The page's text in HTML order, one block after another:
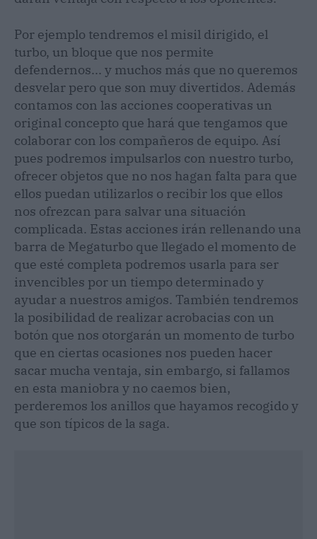
Por ejemplo tendremos el misil dirigido, el
turbo, un bloque que nos permite
defendernos... y muchos más que no queremos
desvelar pero que son muy divertidos. Además
contamos con las acciones cooperativas un
original concepto que hará que tengamos que
colaborar con los compañeros de equipo. Así
pues podremos impulsarlos con nuestro turbo,
ofrecer objetos que no nos hagan falta para que
ellos puedan utilizarlos o recibir los que ellos
nos ofrezcan para salvar una situación
complicada. Estas acciones irán rellenando una
barra de Megaturbo que llegado el momento de
que esté completa podremos usarla para ser
invencibles por un tiempo determinado y
ayudar a nuestros amigos. También tendremos
la posibilidad de realizar acrobacias con un
botón que nos otorgarán un momento de turbo
que en ciertas ocasiones nos pueden hacer
sacar mucha ventaja, sin embargo, si fallamos
en esta maniobra y no caemos bien,
perderemos los anillos que hayamos recogido y
que son típicos de la saga.